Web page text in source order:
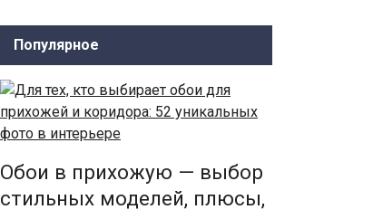
Популярное
Обои в прихожую — выбор
стильных моделей, плюсы,